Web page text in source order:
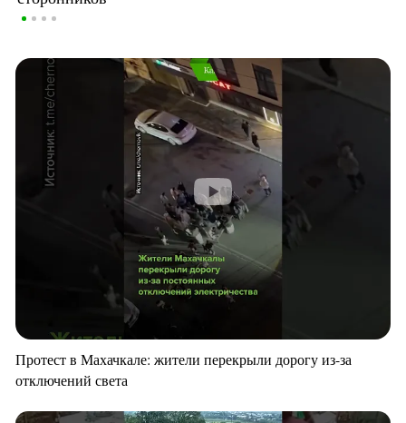
Протест в Махачкале: жители перекрыли дорогу из-за
отключений света